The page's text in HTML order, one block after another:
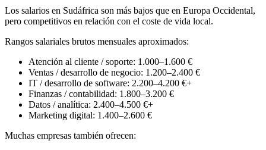
Los salarios en Sudáfrica son más bajos que en Europa Occidental,
pero competitivos en relación con el coste de vida local.
Rangos salariales brutos mensuales aproximados:
Atención al cliente / soporte: 1.000–1.600 €
Ventas / desarrollo de negocio: 1.200–2.400 €
IT / desarrollo de software: 2.200–4.200 €+
Finanzas / contabilidad: 1.800–3.200 €
Datos / analítica: 2.400–4.500 €+
Marketing digital: 1.400–2.600 €
Muchas empresas también ofrecen: